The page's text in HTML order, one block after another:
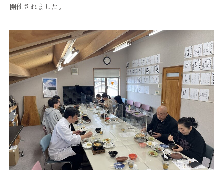
開催されました。